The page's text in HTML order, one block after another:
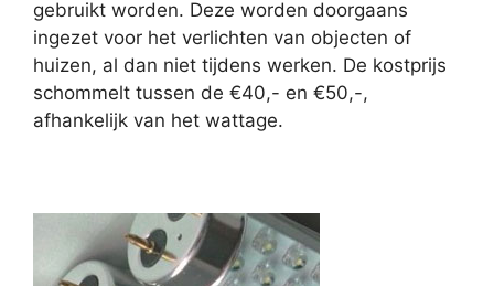
gebruikt worden. Deze worden doorgaans
ingezet voor het verlichten van objecten of
huizen, al dan niet tijdens werken. De kostprijs
schommelt tussen de €40,- en €50,-,
afhankelijk van het wattage.